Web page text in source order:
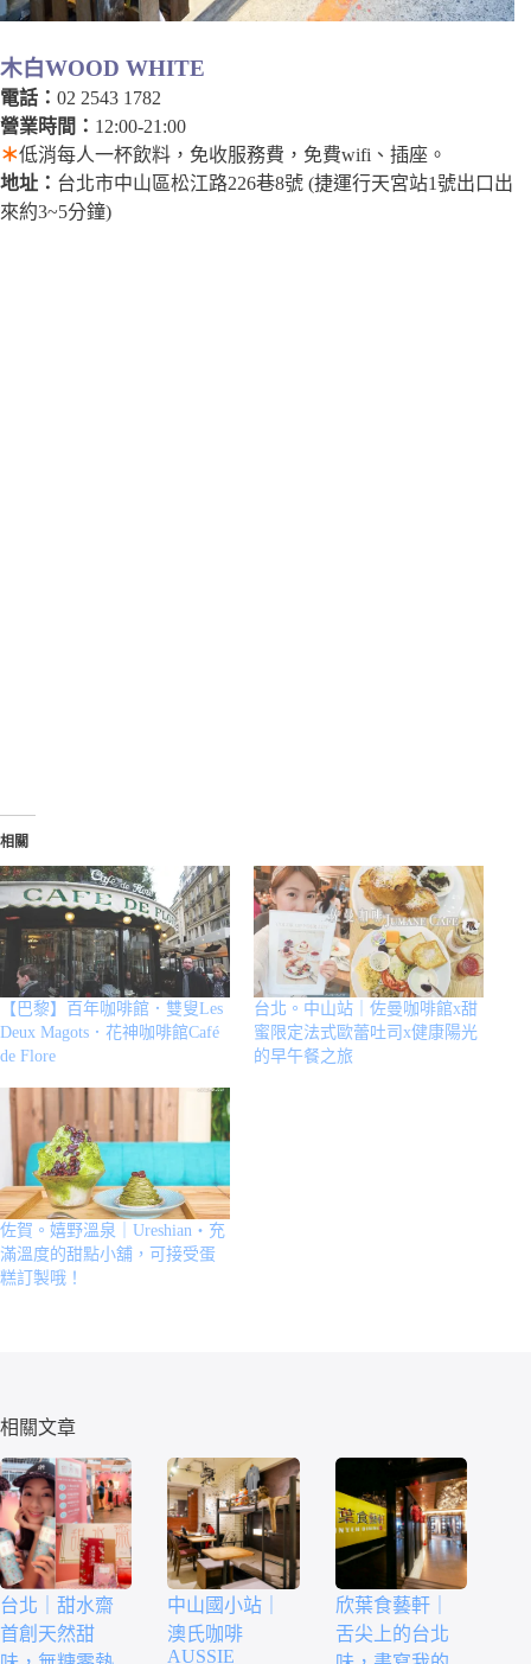
木白WOOD WHITE
電話： 02 2543 1782
營業時間： 12:00-21:00
＊低消每人一杯飲料，免收服務費，免費wifi、插座。
地址： 台北市中山區松江路226巷8號 (捷運行天宮站1號出口出
來約3~5分鐘)
相關
【巴黎】百年咖啡館．雙叟Les
Deux Magots．花神咖啡館Café
de Flore
台北。中山站｜佐曼咖啡館x甜
蜜限定法式歐蕾吐司x健康陽光
的早午餐之旅
佐賀。嬉野溫泉｜Ureshian・充
滿溫度的甜點小舖，可接受蛋
糕訂製哦！
相關文章
台北｜甜水齋
首創天然甜
中山國小站｜
澳氏咖啡
AUSSIE
欣葉食藝軒｜
舌尖上的台北